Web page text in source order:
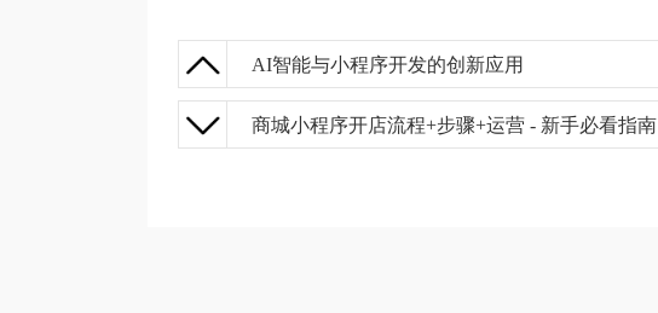
AI智能与小程序开发的创新应用
商城小程序开店流程+步骤+运营 - 新手必看指南